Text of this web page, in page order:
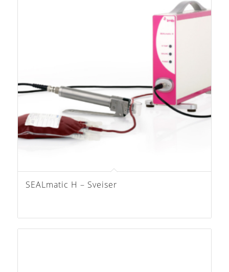
SEALmatic H – Sveiser